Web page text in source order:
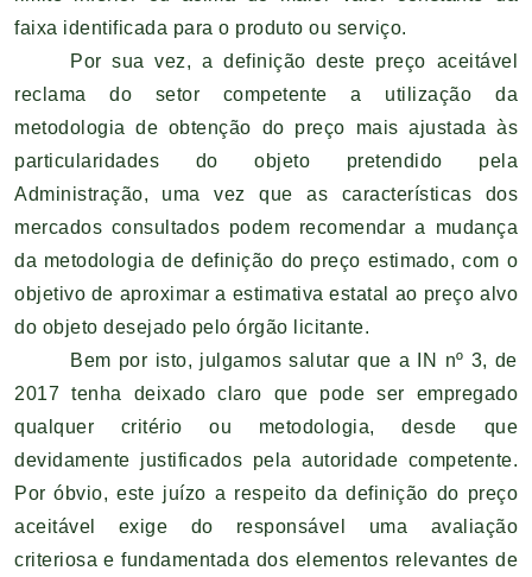
faixa identificada para o produto ou serviço.
Por sua vez, a definição deste preço aceitável
reclama do setor competente a utilização da
metodologia de obtenção do preço mais ajustada às
particularidades do objeto pretendido pela
Administração, uma vez que as características dos
mercados consultados podem recomendar a mudança
da metodologia de definição do preço estimado, com o
objetivo de aproximar a estimativa estatal ao preço alvo
do objeto desejado pelo órgão licitante.
Bem por isto, julgamos salutar que a IN nº 3, de
2017 tenha deixado claro que pode ser empregado
qualquer critério ou metodologia, desde que
devidamente justificados pela autoridade competente.
Por óbvio, este juízo a respeito da definição do preço
aceitável exige do responsável uma avaliação
criteriosa e fundamentada dos elementos relevantes de